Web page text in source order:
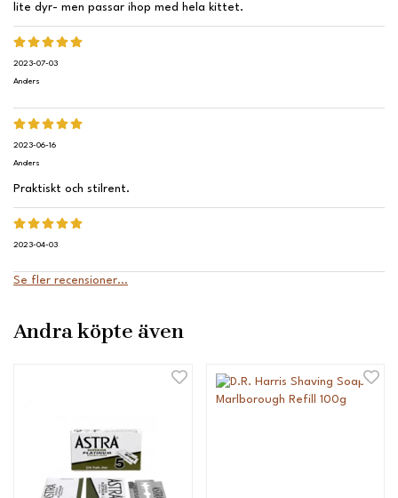
lite dyr- men passar ihop med hela kittet.
2023-07-03
Anders
2023-06-16
Anders
Praktiskt och stilrent.
2023-04-03
Se fler recensioner...
Andra köpte även